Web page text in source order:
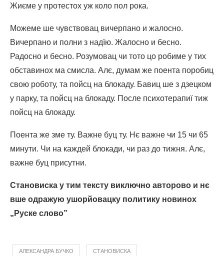
Жиєме у протестох уж коло пол рока.
Можеме ше чувствовац вичерпано и жалосно.
Вичерпано и полни з надїю. Жалосно и бесно.
Радосно и бесно. Розумовац чи тото цо робиме у тих
обставинох ма смисла. Алє, думам же поента поробиц
свою роботу, та пойсц на блокаду. Бавиц ше з дзецком
у парку, та пойсц на блокаду. После психотерапиї тиж
пойсц на блокаду.
Поента же зме ту. Важне буц ту. Нє важне чи 15 чи 65
минути. Чи на каждей блокади, чи раз до тижня. Алє,
важне буц присутни.
Становиска у тим тексту виключно авторово и нє
вше одражую ушорйовацку политику новинох
„Руске слово”
АЛЕКСAНДРА БУЧКО СТАНОВИСКА